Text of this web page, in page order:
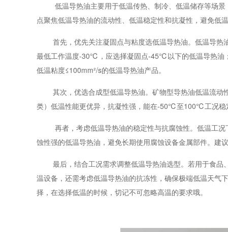
低温导热油主要用于低温传热、制冷、低温储存等场
点聚焦低温导热油的流动性、低温稳定性和抗凝性，避免低
首先，优先关注凝固点与粘度选低温导热油。低温导
最低工作温度-30℃，应选择凝固点-45℃以下的低温导热油
低温粘度≤100mm²/s的低温导热油产品。
其次，优选合成型低温导热油。矿物型导热油低温流动
类）低温性能更优异，抗凝性强，能在-50℃至100℃工况稳
再者，考虑低温导热油的稳定性与抗腐蚀性。低温工
蚀性强的低温导热油，避免长期使用腐蚀设备金属部件。建
最后，结合工况需求调整低温导热油选型。若用于食
温设备，还需考虑低温导热油的抗冻性，确保极端低温天气
择，在选择低温的时候，切记不可忽略高温的要求哦。